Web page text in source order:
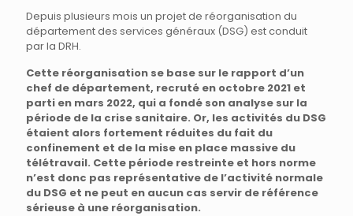
Depuis plusieurs mois un projet de réorganisation du
département des services généraux (DSG) est conduit
par la DRH.
Cette réorganisation se base sur le rapport d’un
chef de département, recruté en octobre 2021 et
parti en mars 2022, qui a fondé son analyse sur la
période de la crise sanitaire. Or, les activités du DSG
étaient alors fortement réduites du fait du
confinement et de la mise en place massive du
télétravail. Cette période restreinte et hors norme
n’est donc pas représentative de l’activité normale
du DSG et ne peut en aucun cas servir de référence
sérieuse à une réorganisation.